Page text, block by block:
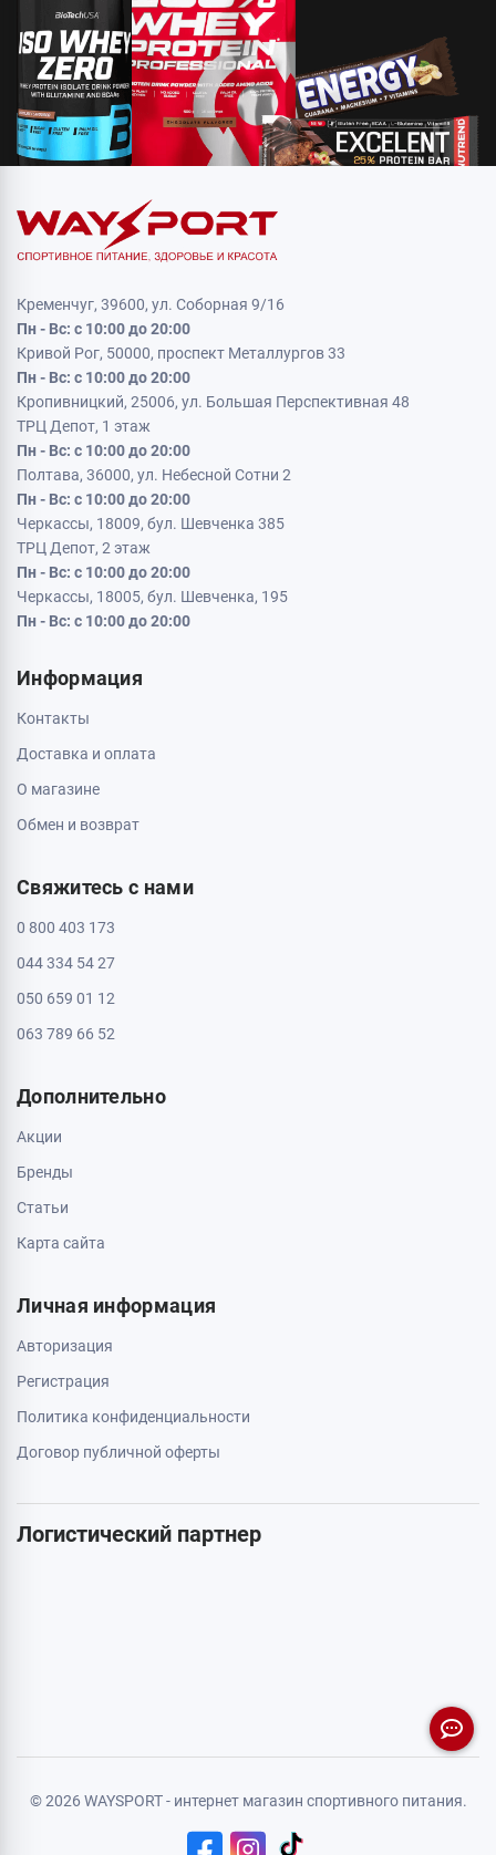
Кременчуг, 39600, ул. Соборная 9/16
Пн - Вс: с 10:00 до 20:00
Кривой Рог, 50000, проспект Металлургов 33
Пн - Вс: с 10:00 до 20:00
Кропивницкий, 25006, ул. Большая Перспективная 48
ТРЦ Депот, 1 этаж
Пн - Вс: с 10:00 до 20:00
Полтава, 36000, ул. Небесной Сотни 2
Пн - Вс: с 10:00 до 20:00
Черкассы, 18009, бул. Шевченка 385
ТРЦ Депот, 2 этаж
Пн - Вс: с 10:00 до 20:00
Черкассы, 18005, бул. Шевченка, 195
Пн - Вс: с 10:00 до 20:00
Информация
Контакты
Доставка и оплата
О магазине
Обмен и возврат
Свяжитесь с нами
0 800 403 173
044 334 54 27
050 659 01 12
063 789 66 52
Дополнительно
Акции
Бренды
Статьи
Карта сайта
Личная информация
Авторизация
Регистрация
Политика конфиденциальности
Договор публичной оферты
Логистический партнер
© 2026 WAYSPORT - интернет магазин спортивного питания.